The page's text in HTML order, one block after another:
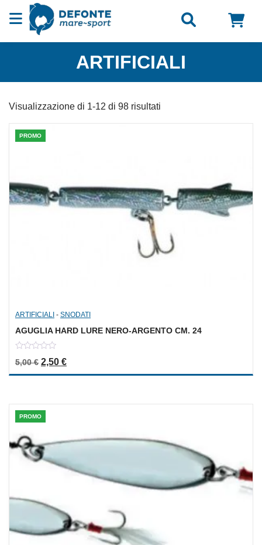
Vai al contenuto
ARTIFICIALI
Visualizzazione di 1-12 di 98 risultati
PROMO
ARTIFICIALI - SNODATI
AGUGLIA HARD LURE NERO-ARGENTO CM. 24
out
5,00€ Il prezzo originale era: 5,00 €.
2,50 €Il prezzo attuale è: 2,50 €.
PROMO